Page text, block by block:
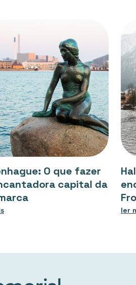
O que fazer
capital da
ler